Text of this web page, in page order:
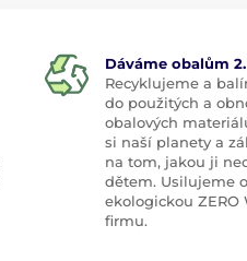
Dáváme obalům
Recyklujeme a
do použitých a
obalových
si naší planety a
na tom, jakou ji
dětem. Usilujeme o
ekologickou ZERO
firmu.